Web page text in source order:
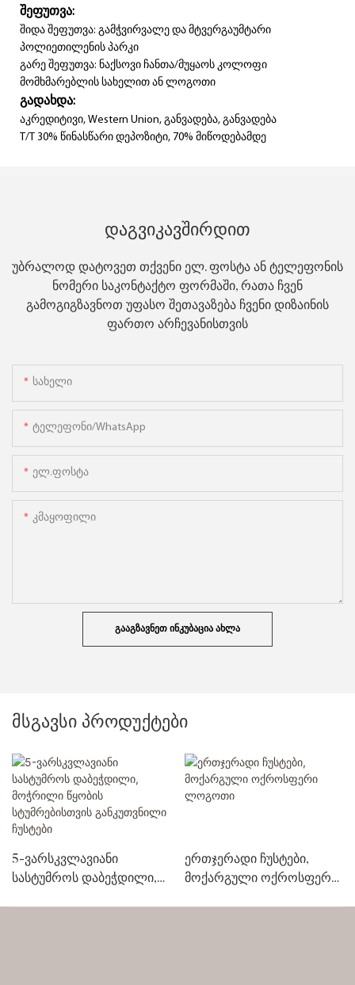
შეფუთვა:
შიდა შეფუთვა: გამჭვირვალე და მტვერგაუმტარი
პოლიეთილენის პარკი
გარე შეფუთვა: ნაქსოვი ჩანთა/მუყაოს კოლოფი
მომხმარებლის სახელით ან ლოგოთი
გადახდა:
აკრედიტივი, Western Union, განვადება, განვადება
T/T 30% წინასწარი დეპოზიტი, 70% მიწოდებამდე
Დაგვიკავშირდით
უბრალოდ დატოვეთ თქვენი ელ. ფოსტა ან ტელეფონის
ნომერი საკონტაქტო ფორმაში, რათა ჩვენ
გამოგიგზავნოთ უფასო შეთავაზება ჩვენი დიზაინის
ფართო არჩევანისთვის
Სახელი
Ტელეფონი/WhatsApp
Ელ.ფოსტა
Კმაყოფილი
ᲒᲐᲐᲒᲖᲐᲕᲜᲔᲗ ᲘᲜᲙᲣᲑᲐᲪᲘᲐ ᲐᲮᲚᲐ
მსგავსი პროდუქტები
5-ვარსკვლავიანი
სასტუმროს დაბეჭდილი,
ერთჯერადი ჩუსტები,
მოქარგული ოქროსფერი